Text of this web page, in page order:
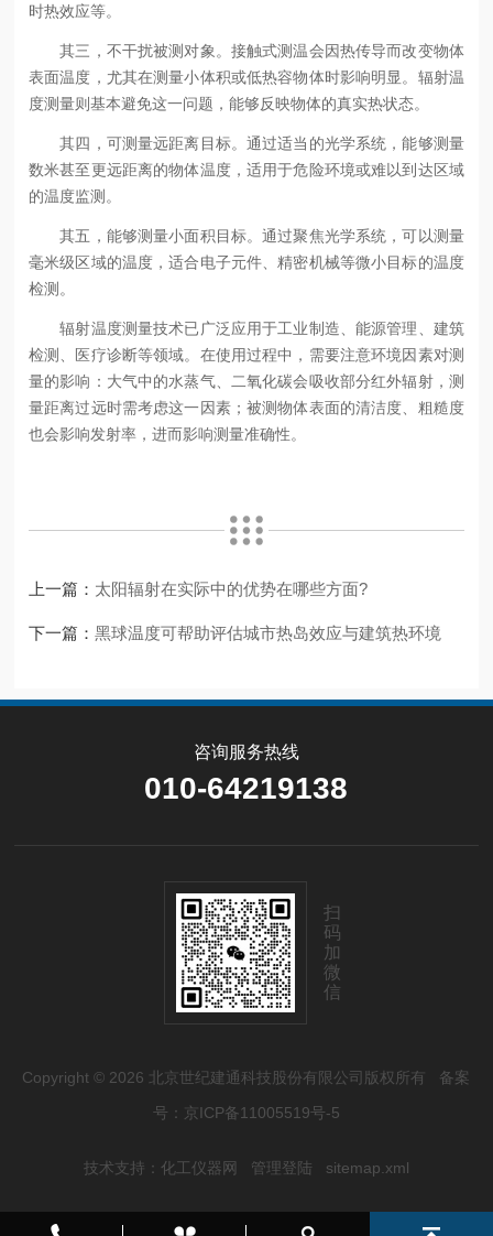
时热效应等。
其三，不干扰被测对象。接触式测温会因热传导而改变物体
表面温度，尤其在测量小体积或低热容物体时影响明显。辐射温
度测量则基本避免这一问题，能够反映物体的真实热状态。
其四，可测量远距离目标。通过适当的光学系统，能够测量
数米甚至更远距离的物体温度，适用于危险环境或难以到达区域
的温度监测。
其五，能够测量小面积目标。通过聚焦光学系统，可以测量
毫米级区域的温度，适合电子元件、精密机械等微小目标的温度
检测。
辐射温度测量技术已广泛应用于工业制造、能源管理、建筑
检测、医疗诊断等领域。在使用过程中，需要注意环境因素对测
量的影响：大气中的水蒸气、二氧化碳会吸收部分红外辐射，测
量距离过远时需考虑这一因素；被测物体表面的清洁度、粗糙度
也会影响发射率，进而影响测量准确性。
上一篇： 太阳辐射在实际中的优势在哪些方面?
下一篇：黑球温度可帮助评估城市热岛效应与建筑热环境
咨询服务热线
010-64219138
扫
码
加
微
信
Copyright © 2026 北京世纪建通科技股份有限公司版权所有 备案
号：京ICP备11005519号-5
技术支持： 化工仪器网 管理登陆 sitemap.xml